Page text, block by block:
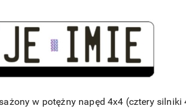
w potężny napęd 4x4 (cztery